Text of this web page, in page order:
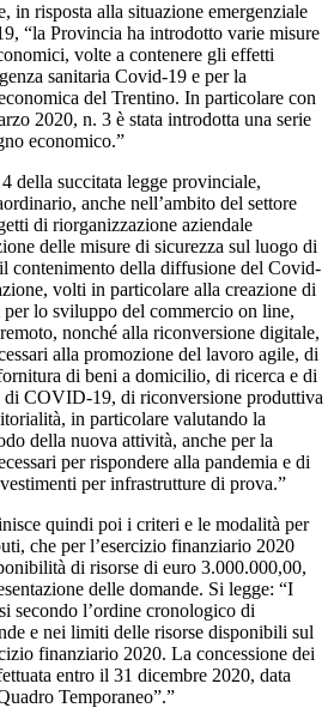
in risposta alla situazione emergenziale
“la Provincia ha introdotto varie misure
volte a contenere gli effetti
sanitaria Covid-19 e per la
del Trentino. In particolare con
2020, n. 3 è stata introdotta una serie
economico.”
della succitata legge provinciale,
anche nell’ambito del settore
di riorganizzazione aziendale
delle misure di sicurezza sul luogo di
contenimento della diffusione del Covid-
volti in particolare alla creazione di
lo sviluppo del commercio on line,
nonché alla riconversione digitale,
alla promozione del lavoro agile, di
di beni a domicilio, di ricerca e di
di COVID-19, di riconversione produttiva
in particolare valutando la
della nuova attività, anche per la
per rispondere alla pandemia e di
per infrastrutture di prova.”
quindi poi i criteri e le modalità per
che per l’esercizio finanziario 2020
di risorse di euro 3.000.000,00,
delle domande. Si legge: “I
secondo l’ordine cronologico di
e nei limiti delle risorse disponibili sul
finanziario 2020. La concessione dei
entro il 31 dicembre 2020, data
Temporaneo”.”